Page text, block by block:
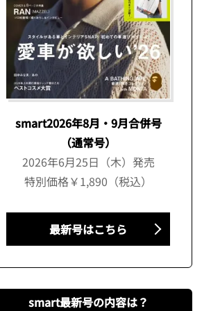
smart2026年8月・9月合併号
（通常号）
2026年6月25日（木）発売
特別価格￥1,890（税込）
最新号はこちら
smart最新号の内容は？